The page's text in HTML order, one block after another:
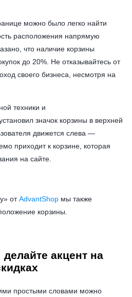
можно было легко найти
расположения напрямую
что наличие корзины
до 20%. Не отказывайтесь от
своего бизнеса, несмотря на
техники и
значок корзины в верхней
движется слева —
приходит к корзине, которая
на сайте.
отAdvantShop мы также
корзины.
акцент на
простыми словами можно